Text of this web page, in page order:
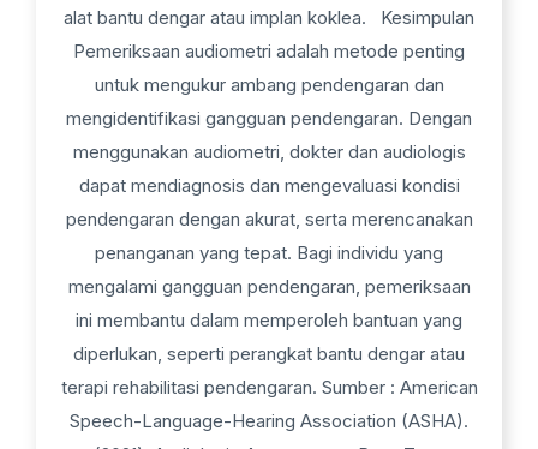
alat bantu dengar atau implan koklea. Kesimpulan
Pemeriksaan audiometri adalah metode penting
untuk mengukur ambang pendengaran dan
mengidentifikasi gangguan pendengaran. Dengan
menggunakan audiometri, dokter dan audiologis
dapat mendiagnosis dan mengevaluasi kondisi
pendengaran dengan akurat, serta merencanakan
penanganan yang tepat. Bagi individu yang
mengalami gangguan pendengaran, pemeriksaan
ini membantu dalam memperoleh bantuan yang
diperlukan, seperti perangkat bantu dengar atau
terapi rehabilitasi pendengaran. Sumber : American
Speech-Language-Hearing Association (ASHA).